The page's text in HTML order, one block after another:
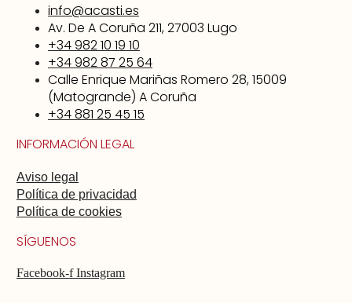
info@acasti.es
Av. De A Coruña 211, 27003 Lugo
+34 982 10 19 10
+34 982 87 25 64
Calle Enrique Mariñas Romero 28, 15009
(Matogrande) A Coruña
+34 881 25 45 15
INFORMACIÓN LEGAL
Aviso legal
Política de privacidad
Política de cookies
SÍGUENOS
Facebook-f Instagram